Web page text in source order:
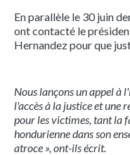
En parallèle le 30 juin
ont contacté le
Hernandez pour que
Nous lançons un appel à
l'accès à la justice et une
pour les victimes, tant la
hondurienne dans son
atroce », ont-ils écrit.